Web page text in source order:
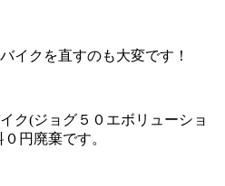
イクを直すのも大変です！
ク(ジョグ５０エボリューショ
円廃棄です。